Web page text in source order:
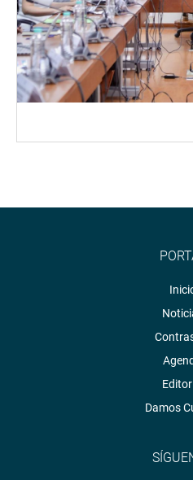
Damos